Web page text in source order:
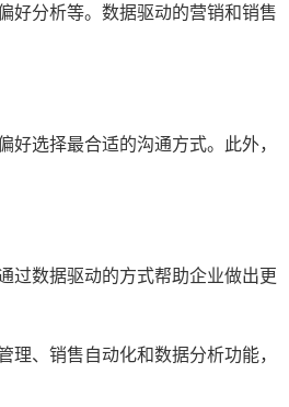
好分析等。数据驱动的营销和销售
选择最合适的沟通方式。此外，
过数据驱动的方式帮助企业做出更
、销售自动化和数据分析功能，